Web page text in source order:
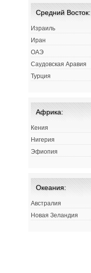
Средний Восток:
Израиль
Иран
ОАЭ
Саудовская Аравия
Турция
Африка:
Кения
Нигерия
Эфиопия
Океания:
Австралия
Новая Зеландия